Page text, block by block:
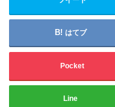
はてブ
Pocket
Line